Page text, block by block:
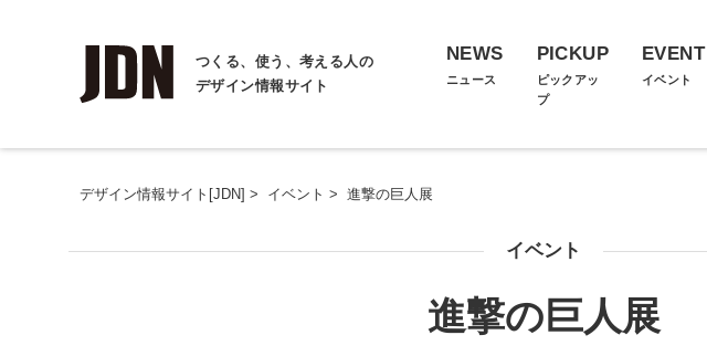
つくる、使う、考える人の
デザイン情報サイト
NEWS
ニュース
PICKUP
ピックアッ
プ
EVENT
イベント
デザイン情報サイト[JDN] > イベント > 進撃の巨人展
イベント
進撃の巨人展